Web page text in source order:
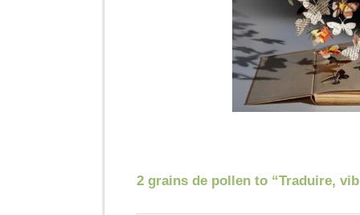
2 grains de pollen to “Traduire,